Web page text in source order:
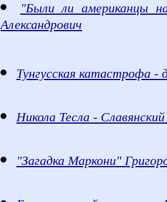
"Были ли американцы
Александрович
Тунгусская катастрофа -
Никола Тесла -
"Загадка Маркони"